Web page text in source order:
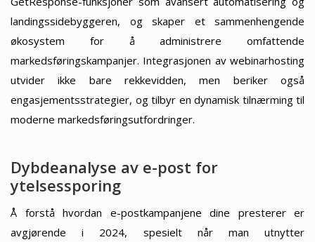
landingssidebyggeren, og skaper et sammenhengende
økosystem for å administrere omfattende
markedsføringskampanjer. Integrasjonen av webinarhosting
utvider ikke bare rekkevidden, men beriker også
engasjementsstrategier, og tilbyr en dynamisk tilnærming til
moderne markedsføringsutfordringer.
Dybdeanalyse av e-post for
ytelsessporing
Å forstå hvordan e-postkampanjene dine presterer er
avgjørende i 2024, spesielt når man utnytter